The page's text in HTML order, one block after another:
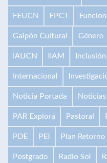
FEUCN FPCT
Galpón Cultural Género
IAUCN IIAM Inclusión
Internacional
Noticia Portada Noticias
PAR Explora Pastoral
PDE PEI Plan Retorno
Postgrado Radio Sol